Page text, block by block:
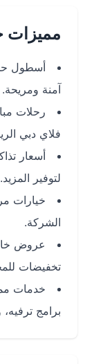
مميزات
أسطول حديث
آمنة ومريحة.
رحلات
فلاي دبي الرياض
أسعار تذاكر
لتوفير المزيد.
خيارات مرنة
الشركة.
عروض خاصة
تخفيضات
خدمات مميزة
برامج ترفيه،